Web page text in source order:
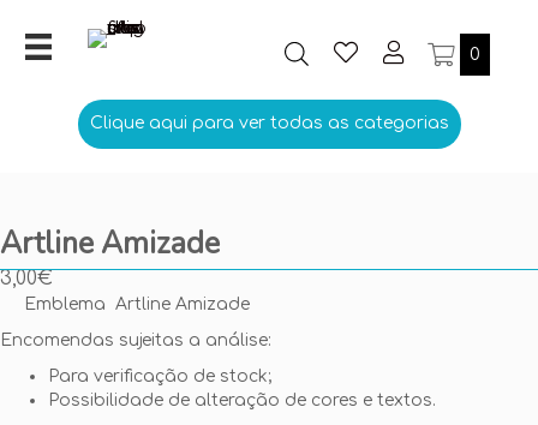
0
Clique aqui para ver todas as categorias
Artline Amizade
3,00€
Emblema Artline Amizade
Encomendas sujeitas a análise:
Para verificação de stock;
Possibilidade de alteração de cores e textos.